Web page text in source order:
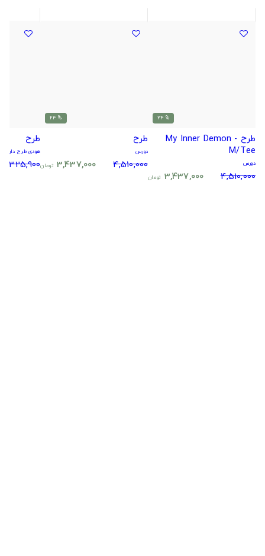
% 24
طرح My Inner Demon -
M/Tee
دورس
4,510,000
3,437,000 تومان
% 24
طرح
دورس
4,510,000
3,437,000 تومان
طرح
هودی طرح دار
5,325,900